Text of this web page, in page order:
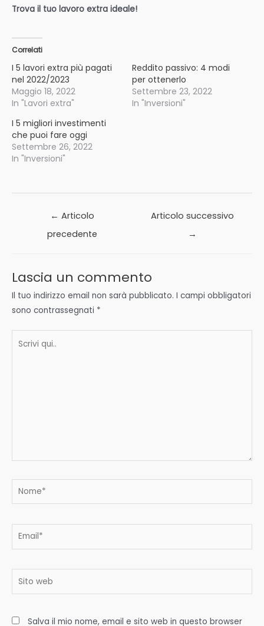
Trova il tuo lavoro extra ideale!
Correlati
I 5 lavori extra più pagati
nel 2022/2023
Maggio 18, 2022
In "Lavori extra"
Reddito passivo: 4 modi
per ottenerlo
Settembre 23, 2022
In "Inversioni"
I 5 migliori investimenti
che puoi fare oggi
Settembre 26, 2022
In "Inversioni"
← Articolo
precedente
Articolo successivo
→
Lascia un commento
Il tuo indirizzo email non sarà pubblicato. I campi obbligatori
sono contrassegnati *
Nome*
Email*
Sito
Salva il mio nome, email e sito web in questo browser